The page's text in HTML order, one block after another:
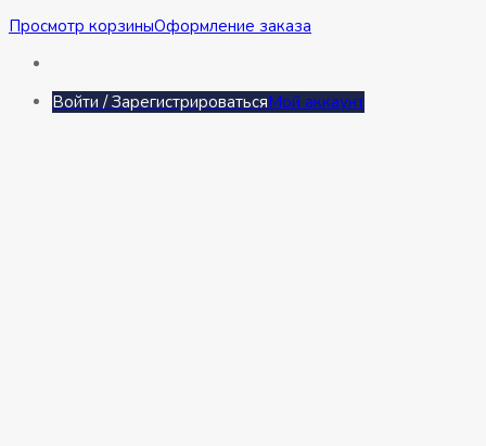
Просмотр корзиныОформление заказа
Войти / ЗарегистрироватьсяМой аккаунт